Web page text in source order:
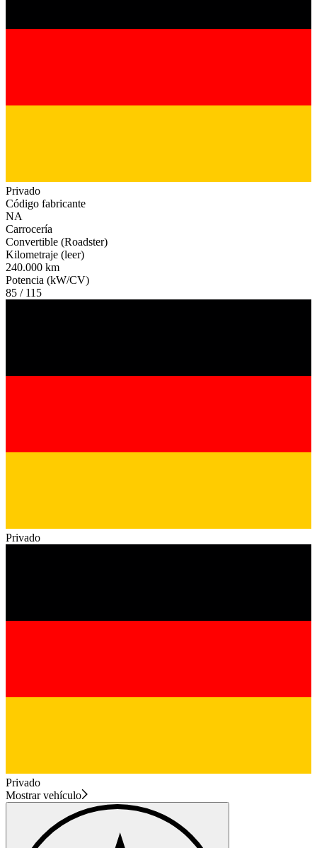
Privado
Código fabricante
NA
Carrocería
Convertible (Roadster)
Kilometraje (leer)
240.000 km
Potencia (kW/CV)
85 / 115
Privado
Privado
Mostrar vehículo